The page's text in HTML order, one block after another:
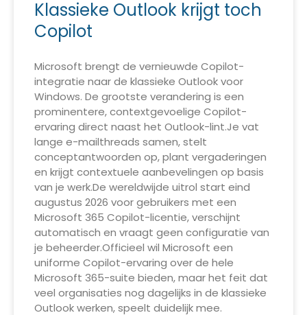
Klassieke Outlook krijgt toch
Copilot
Microsoft brengt de vernieuwde Copilot-
integratie naar de klassieke Outlook voor
Windows. De grootste verandering is een
prominentere, contextgevoelige Copilot-
ervaring direct naast het Outlook-lint.Je vat
lange e-mailthreads samen, stelt
conceptantwoorden op, plant vergaderingen
en krijgt contextuele aanbevelingen op basis
van je werk.De wereldwijde uitrol start eind
augustus 2026 voor gebruikers met een
Microsoft 365 Copilot-licentie, verschijnt
automatisch en vraagt geen configuratie van
je beheerder.Officieel wil Microsoft een
uniforme Copilot-ervaring over de hele
Microsoft 365-suite bieden, maar het feit dat
veel organisaties nog dagelijks in de klassieke
Outlook werken, speelt duidelijk mee.